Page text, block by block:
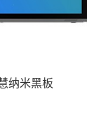
纳米黑板